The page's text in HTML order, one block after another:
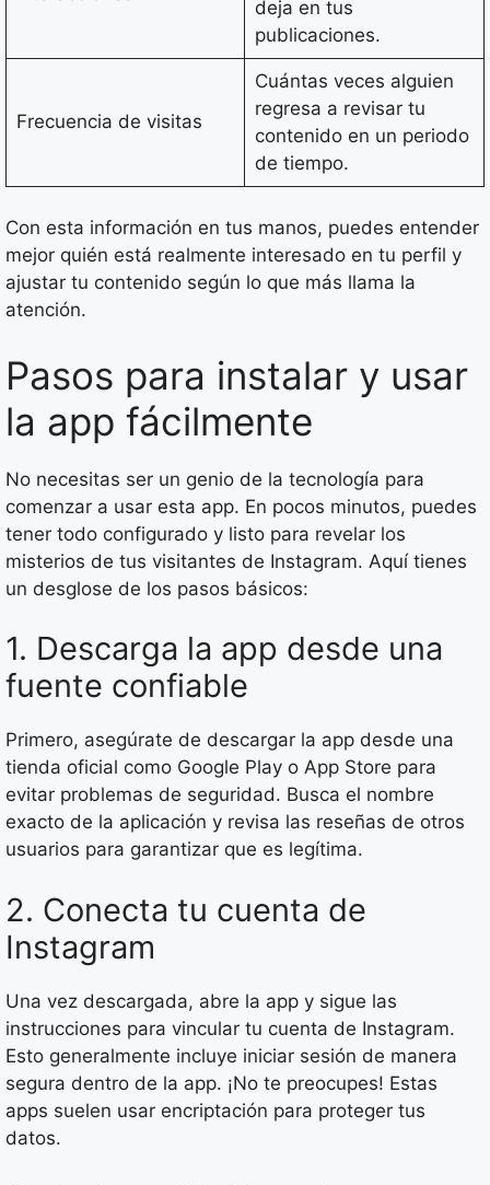
deja en tus
publicaciones.
Frecuencia de visitas
Cuántas veces alguien
regresa a revisar tu
contenido en un periodo
de tiempo.
Con esta información en tus manos, puedes entender
mejor quién está realmente interesado en tu perfil y
ajustar tu contenido según lo que más llama la
atención.
Pasos para instalar y usar
la app fácilmente
No necesitas ser un genio de la tecnología para
comenzar a usar esta app. En pocos minutos, puedes
tener todo configurado y listo para revelar los
misterios de tus visitantes de Instagram. Aquí tienes
un desglose de los pasos básicos:
1. Descarga la app desde una
fuente confiable
Primero, asegúrate de descargar la app desde una
tienda oficial como Google Play o App Store para
evitar problemas de seguridad. Busca el nombre
exacto de la aplicación y revisa las reseñas de otros
usuarios para garantizar que es legítima.
2. Conecta tu cuenta de
Instagram
Una vez descargada, abre la app y sigue las
instrucciones para vincular tu cuenta de Instagram.
Esto generalmente incluye iniciar sesión de manera
segura dentro de la app. ¡No te preocupes! Estas
apps suelen usar encriptación para proteger tus
datos.